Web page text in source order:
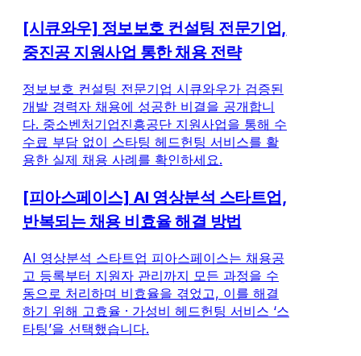
[시큐와우] 정보보호 컨설팅 전문기업,
중진공 지원사업 통한 채용 전략
정보보호 컨설팅 전문기업 시큐와우가 검증된
개발 경력자 채용에 성공한 비결을 공개합니
다. 중소벤처기업진흥공단 지원사업을 통해 수
수료 부담 없이 스타팅 헤드헌팅 서비스를 활
용한 실제 채용 사례를 확인하세요.
[피아스페이스] AI 영상분석 스타트업,
반복되는 채용 비효율 해결 방법
AI 영상분석 스타트업 피아스페이스는 채용공
고 등록부터 지원자 관리까지 모든 과정을 수
동으로 처리하며 비효율을 겪었고, 이를 해결
하기 위해 고효율 · 가성비 헤드헌팅 서비스 ‘스
타팅’을 선택했습니다.